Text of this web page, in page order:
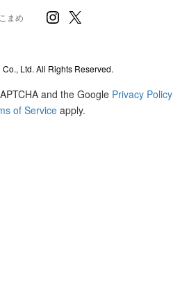
こまめ Instagram
X
Ltd. All Rights Reserved.
and the Google Privacy Policy
of Service apply.